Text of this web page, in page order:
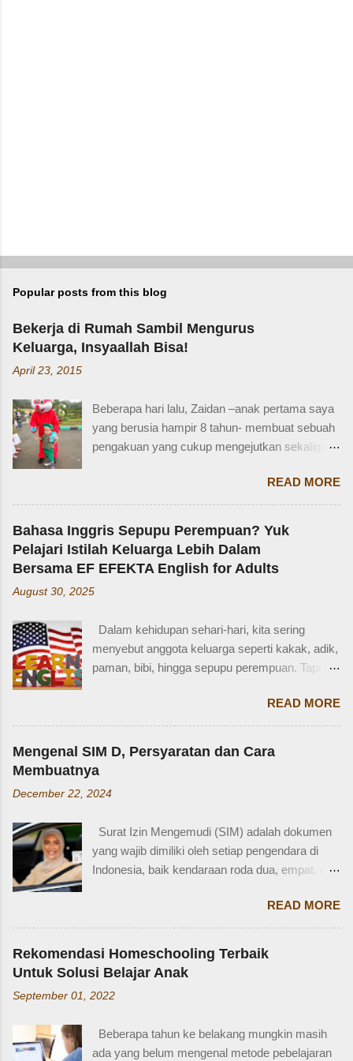
Popular posts from this blog
Bekerja di Rumah Sambil Mengurus
Keluarga, Insyaallah Bisa!
April 23, 2015
Beberapa hari lalu, Zaidan –anak pertama saya
yang berusia hampir 8 tahun- membuat sebuah
pengakuan yang cukup mengejutkan sekaligus
Zaidan: “Mi, waktu kakak kecil, kakak pernah
ditinggal beli sayur sama mba. Waktu itu
kakaknya lagi tidur. Terus kakak nangis. Sama
tetangga, kakak diajak main dan dipinjami
mainan.” Saya langsung memberondong Zaidan
dengan berbagai pertanyaan. Mbak yang
mana? Tetangga yang mana? Kejadiannya
tidak ingat detailnya. Ayau, mungkin juga dia
terkejut juga dengan reaksi saya. Bagaimana
tidak terkejut. Saya taksir usia Zaidan sekitar
Zaidan duduk di bangku TK, saya sudah tidak
bekerja di luar rumah. Meniggalkan anak usia
segitu, sendiri di rumah, tentu saja saya terkejut.
Memang beli sayur tak lama, 5 atau 10 menit
mungkin selesai kalau tidak antri. Tapi,
orang yang punya kese...
READ MORE
Bahasa Inggris Sepupu Perempuan? Yuk
Pelajari Istilah Keluarga Lebih Dalam
Bersama EF EFEKTA English for Adults
August 30, 2025
Dalam kehidupan sehari-hari, kita sering
menyebut anggota keluarga seperti kakak, adik,
paman, bibi, hingga sepupu perempuan. Tapi
bahasa Inggris? Salah satu contoh yang
menarik adalah bahasa Inggris sepupu
perempuan . Banyak orang mungkin tahu kata
"cousin", tapi tahukah kamu bahwa sepupu
female cousin? Memahami kosakata keluarga
percakapan santai, tetapi juga saat menulis,
traveling, bahkan dalam lingkungan kerja
internasional. Mengenal istilah keluarga akan
memperkenalkan diri atau menceritakan silsilah
keluarga. Contohnya, dalam bahasa Inggris:
Ayah = Father Ibu = Mother Kakak laki-laki =
Older brother Adik perempuan = Younger sister
Paman = Uncle Bibi = Aunt Sepupu perempuan
Seringkali, kita hanya menggunakan "cousin"
tanpa membed...
READ MORE
Mengenal SIM D, Persyaratan dan Cara
Membuatnya
December 22, 2024
Surat Izin Mengemudi (SIM) adalah dokumen
yang wajib dimiliki oleh setiap pengendara di
Indonesia, baik kendaraan roda dua, empat, dan
salah satunya adalah SIM D. Karena tidak
terlalu populer, banyak yang bertanya SIM D
untuk pengendara apa ya? Mengenal SIM D,
Persayaratan dan Cara Membuatnya
Berdasarkan webstite resmi humas.polri.go.id,
SIM D khusus dibuat untuk pengendara dengan
Disabiltas juga adalah manusia biasa yang
READ MORE
Rekomendasi Homeschooling Terbaik
Untuk Solusi Belajar Anak
September 01, 2022
Beberapa tahun ke belakang mungkin masih
ada yang belum mengenal metode pebelajaran